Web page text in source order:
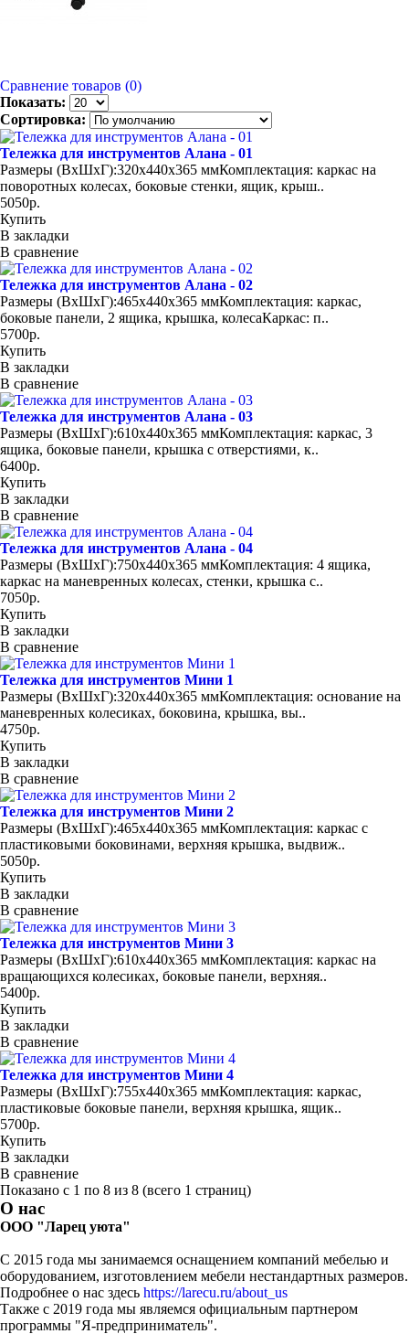
Сравнение товаров (0)
Показать:
Сортировка:
Тележка для инструментов Алана - 01
Размеры (ВхШхГ):320х440x365 ммКомплектация: каркас на
поворотных колесах, боковые стенки, ящик, крыш..
5050р.
Купить
В закладки
В сравнение
Тележка для инструментов Алана - 02
Размеры (ВхШхГ):465х440x365 ммКомплектация: каркас,
боковые панели, 2 ящика, крышка, колесаКаркас: п..
5700р.
Купить
В закладки
В сравнение
Тележка для инструментов Алана - 03
Размеры (ВхШхГ):610х440x365 ммКомплектация: каркас, 3
ящика, боковые панели, крышка с отверстиями, к..
6400р.
Купить
В закладки
В сравнение
Тележка для инструментов Алана - 04
Размеры (ВхШхГ):750х440x365 ммКомплектация: 4 ящика,
каркас на маневренных колесах, стенки, крышка с..
7050р.
Купить
В закладки
В сравнение
Тележка для инструментов Мини 1
Размеры (ВхШхГ):320х440x365 ммКомплектация: основание на
маневренных колесиках, боковина, крышка, вы..
4750р.
Купить
В закладки
В сравнение
Тележка для инструментов Мини 2
Размеры (ВхШхГ):465х440x365 ммКомплектация: каркас с
пластиковыми боковинами, верхняя крышка, выдвиж..
5050р.
Купить
В закладки
В сравнение
Тележка для инструментов Мини 3
Размеры (ВхШхГ):610х440x365 ммКомплектация: каркас на
вращающихся колесиках, боковые панели, верхняя..
5400р.
Купить
В закладки
В сравнение
Тележка для инструментов Мини 4
Размеры (ВхШхГ):755х440x365 ммКомплектация: каркас,
пластиковые боковые панели, верхняя крышка, ящик..
5700р.
Купить
В закладки
В сравнение
Показано с 1 по 8 из 8 (всего 1 страниц)
О нас
ООО "Ларец уюта"
С 2015 года мы занимаемся оснащением компаний мебелью и
оборудованием, изготовлением мебели нестандартных размеров.
Подробнее о нас здесь https://larecu.ru/about_us
Также с 2019 года мы являемся официальным партнером
программы "Я-предприниматель".